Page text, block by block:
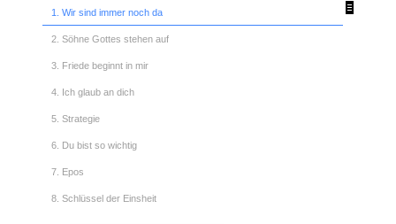
1. Wir sind immer noch da
2. Söhne Gottes stehen auf
3. Friede beginnt in mir
4. Ich glaub an dich
5. Strategie
6. Du bist so wichtig
7. Epos
8. Schlüssel der Einsheit